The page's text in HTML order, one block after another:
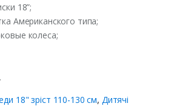
18”;
Американского типа;
колеса;
18" зріст 110-130 см, Дитячі